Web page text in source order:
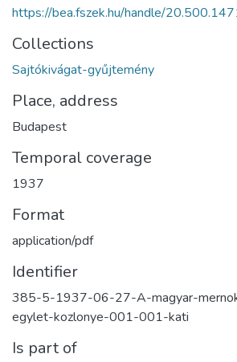
https://bea.fszek.hu/handle/
Collections
Sajtókivágat-gyűjtemény
Place, address
Budapest
Temporal coverage
1937
Format
application/pdf
Identifier
385-5-1937-06-27-A-magyar-
egylet-kozlonye-001-001-kati
Is part of